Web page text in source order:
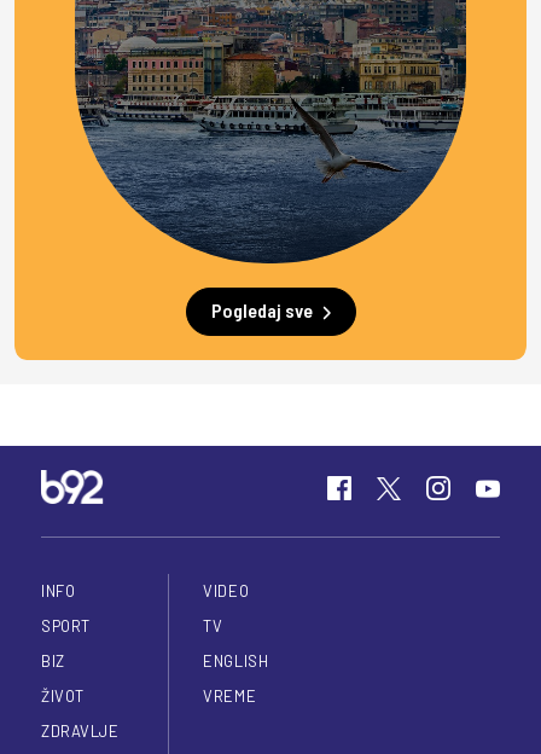
Pogledaj sve
INFO
SPORT
BIZ
ŽIVOT
ZDRAVLJE
VIDEO
TV
ENGLISH
VREME